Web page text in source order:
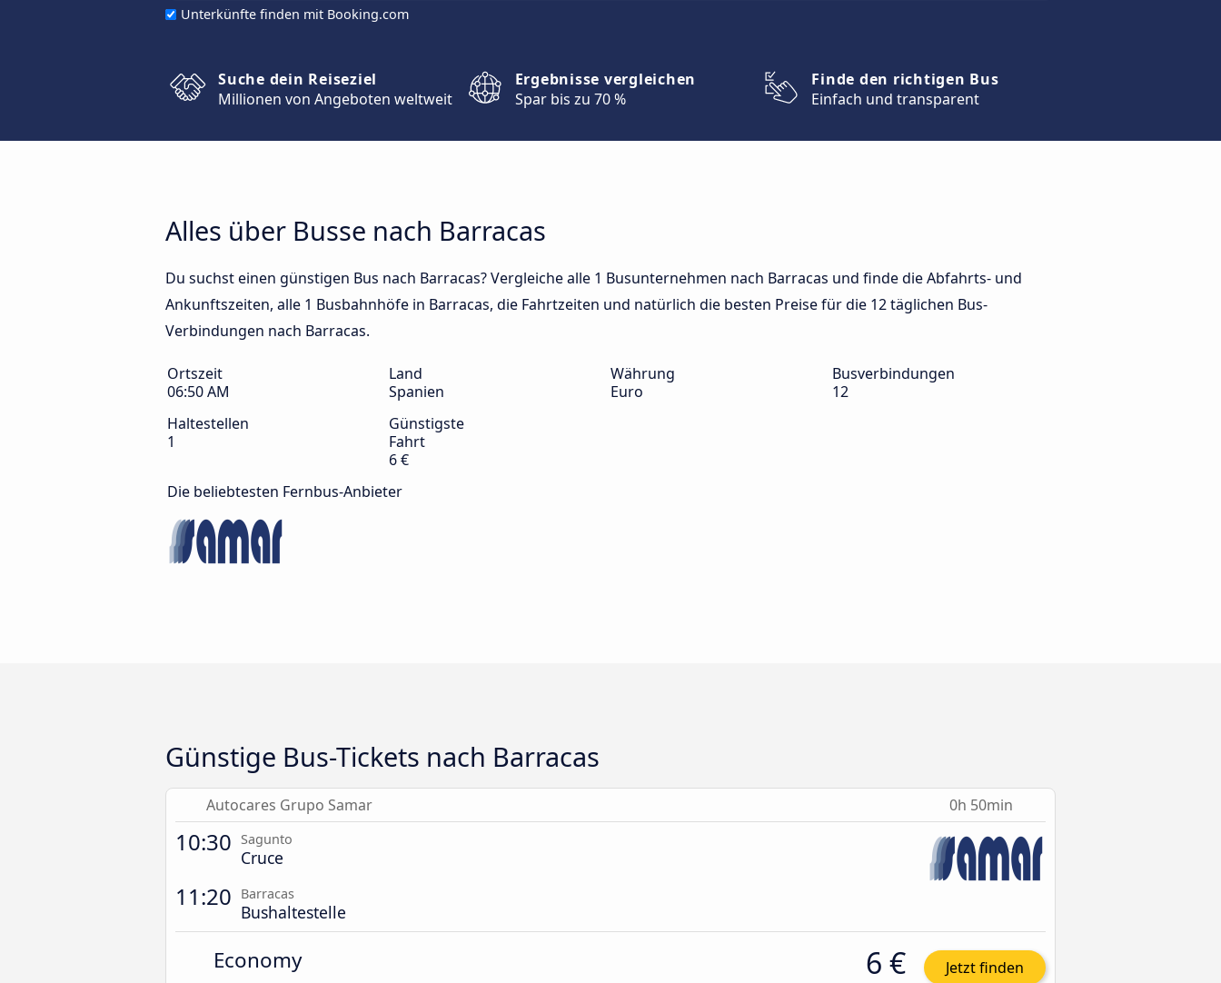
Unterkünfte finden mit Booking.com
Suche dein Reiseziel
Millionen von Angeboten weltweit
Ergebnisse vergleichen
Spar bis zu 70 %
Finde den richtigen Bus
Einfach und transparent
Alles über Busse nach Barracas
Du suchst einen günstigen Bus nach Barracas? Vergleiche alle 1 Busunternehmen nach Barracas und finde die Abfahrts- und
Ankunftszeiten, alle 1 Busbahnhöfe in Barracas, die Fahrtzeiten und natürlich die besten Preise für die 12 täglichen Bus-
Verbindungen nach Barracas.
Ortszeit
06:50 AM
Land
Spanien
Währung
Euro
Busverbindungen
12
Haltestellen
1
Günstigste
Fahrt
6 €
Die beliebtesten Fernbus-Anbieter
Günstige Bus-Tickets nach Barracas
Autocares Grupo Samar 0h 50min
10:30 Sagunto
Cruce
11:20 Barracas
Bushaltestelle
Economy 6 € Jetzt finden